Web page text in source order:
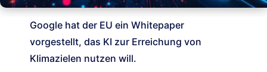
Google hat der EU ein Whitepaper
vorgestellt, das KI zur Erreichung von
Klimazielen nutzen will.